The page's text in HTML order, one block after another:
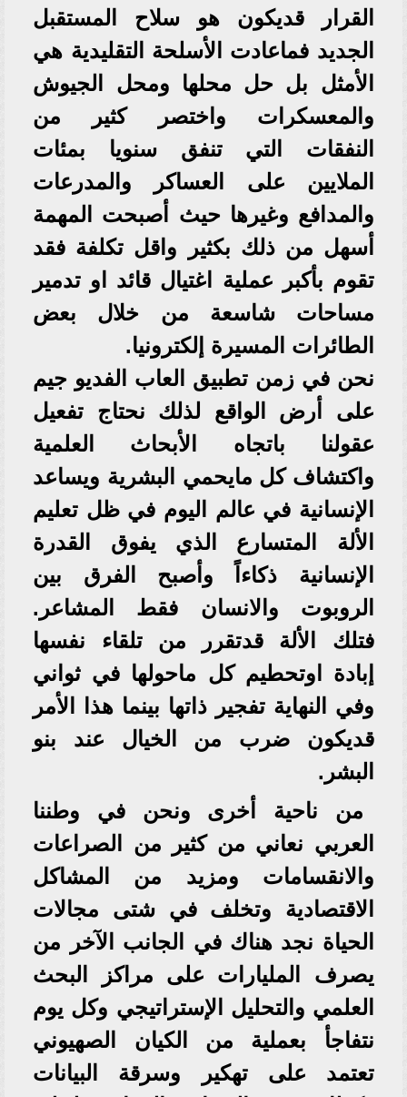
القرار قديكون هو سلاح المستقبل
الجديد فماعادت الأسلحة التقليدية هي
الأمثل بل حل محلها ومحل الجيوش
والمعسكرات واختصر كثير من
النفقات التي تنفق سنويا بمئات
الملايين على العساكر والمدرعات
والمدافع وغيرها حيث أصبحت المهمة
أسهل من ذلك بكثير واقل تكلفة فقد
تقوم بأكبر عملية اغتيال قائد او تدمير
مساحات شاسعة من خلال بعض
الطائرات المسيرة إلكترونيا.
نحن في زمن تطبيق العاب الفديو جيم
على أرض الواقع لذلك نحتاج تفعيل
عقولنا باتجاه الأبحاث العلمية
واكتشاف كل مايحمي البشرية ويساعد
الإنسانية في عالم اليوم في ظل تعليم
الألة المتسارع الذي يفوق القدرة
الإنسانية ذكاءاً وأصبح الفرق بين
الروبوت والانسان فقط المشاعر.
فتلك الألة قدتقرر من تلقاء نفسها
إبادة اوتحطيم كل ماحولها في ثواني
وفي النهاية تفجير ذاتها بينما هذا الأمر
قديكون ضرب من الخيال عند بنو
البشر.
من ناحية أخرى ونحن في وطننا
العربي نعاني من كثير من الصراعات
والانقسامات ومزيد من المشاكل
الاقتصادية وتخلف في شتى مجالات
الحياة نجد هناك في الجانب الآخر من
يصرف المليارات على مراكز البحث
العلمي والتحليل الإستراتيجي وكل يوم
نتفاجأ بعملية من الكيان الصهيوني
تعتمد على تهكير وسرقة البيانات